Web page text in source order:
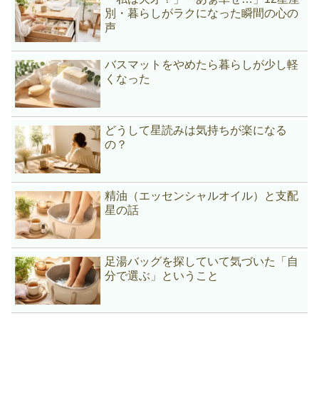
別・暮らしがラクになった瞬間の心の
声
バスマットをやめたら暮らしが少し軽
くなった
どうして星読みは気持ちが楽になる
の？
精油（エッセンシャルオイル）と支配
星の話
足湯バッグを探していて気づいた「自
分で選ぶ」ということ